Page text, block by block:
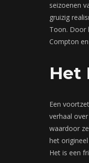
seizoenen
gruizig
Toon. Door
Compton
Het
Een
verhaal
waardoor
het
Het is een